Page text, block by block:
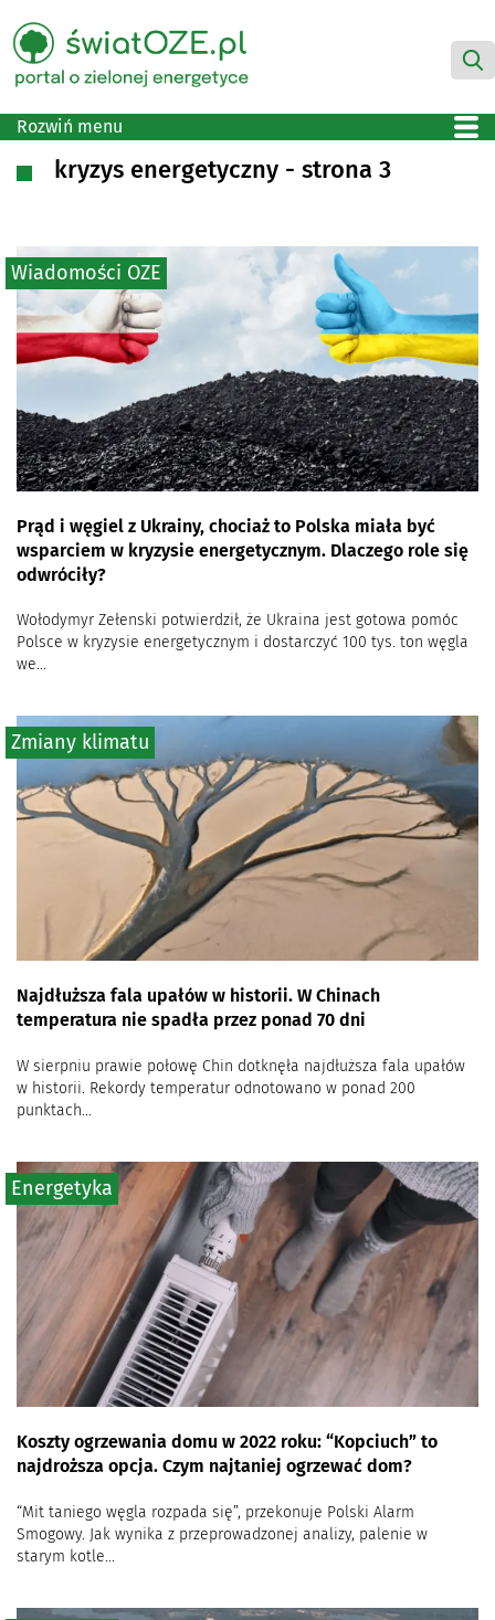
Rozwiń menu
kryzys energetyczny - strona 3
Prąd i węgiel z Ukrainy, chociaż to Polska miała być
wsparciem w kryzysie energetycznym. Dlaczego role się
odwróciły?
Wołodymyr Zełenski potwierdził, że Ukraina jest gotowa pomóc
Polsce w kryzysie energetycznym i dostarczyć 100 tys. ton węgla
we...
Wiadomości OZE
Najdłuższa fala upałów w historii. W Chinach
temperatura nie spadła przez ponad 70 dni
W sierpniu prawie połowę Chin dotknęła najdłuższa fala upałów
w historii. Rekordy temperatur odnotowano w ponad 200
punktach...
Zmiany klimatu
Koszty ogrzewania domu w 2022 roku: “Kopciuch” to
najdroższa opcja. Czym najtaniej ogrzewać dom?
“Mit taniego węgla rozpada się”, przekonuje Polski Alarm
Smogowy. Jak wynika z przeprowadzonej analizy, palenie w
starym kotle...
Energetyka